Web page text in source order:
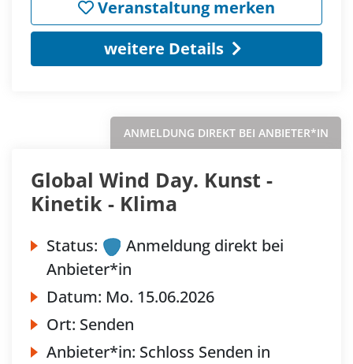
Veranstaltung merken
weitere Details
ANMELDUNG DIREKT BEI ANBIETER*IN
Global Wind Day. Kunst -
Kinetik - Klima
Status:
Anmeldung direkt bei
Anbieter*in
Datum: Mo. 15.06.2026
Ort: Senden
Anbieter*in: Schloss Senden in